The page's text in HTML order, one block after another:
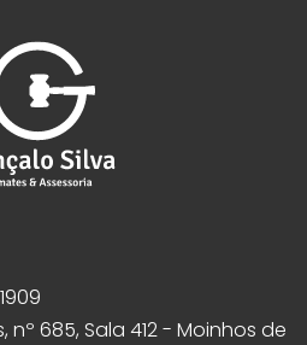
nº 685, Sala 412 - Moinhos de